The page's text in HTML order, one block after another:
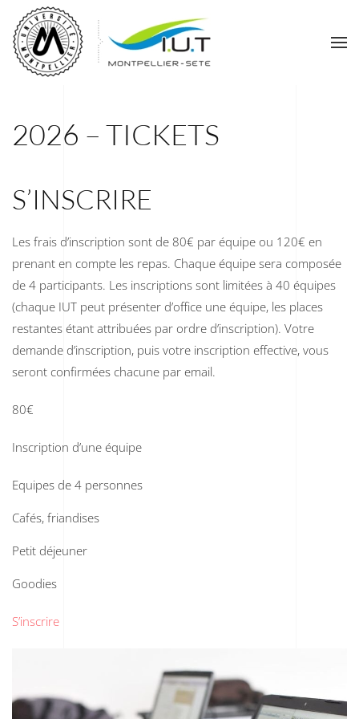
2026 – TICKETS
S’INSCRIRE
Les frais d’inscription sont de 80€ par équipe ou 120€ en
prenant en compte les repas. Chaque équipe sera composée
de 4 participants. Les inscriptions sont limitées à 40 équipes
(chaque IUT peut présenter d’office une équipe, les places
restantes étant attribuées par ordre d’inscription). Votre
demande d’inscription, puis votre inscription effective, vous
seront confirmées chacune par email.
80€
Inscription d’une équipe
Equipes de 4 personnes
Cafés, friandises
Petit déjeuner
Goodies
S’inscrire